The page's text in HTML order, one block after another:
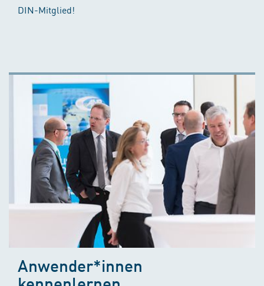
DIN-Mitglied!
Anwender*innen